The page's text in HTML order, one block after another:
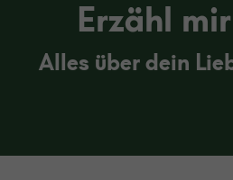
Erzähl
Alles über dein